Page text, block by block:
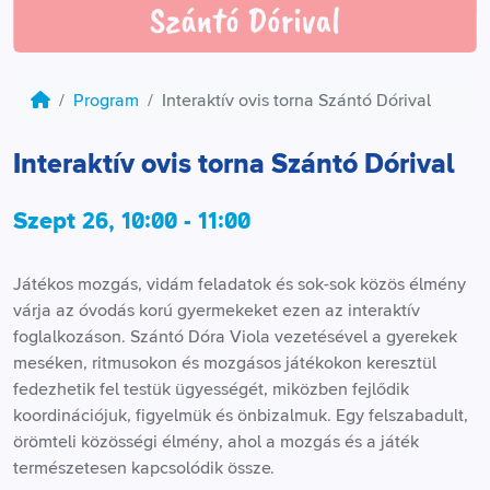
Program Interaktív ovis torna Szántó Dórival
Interaktív ovis torna Szántó Dórival
Szept 26, 10:00 - 11:00
Játékos mozgás, vidám feladatok és sok-sok közös élmény
várja az óvodás korú gyermekeket ezen az interaktív
foglalkozáson. Szántó Dóra Viola vezetésével a gyerekek
meséken, ritmusokon és mozgásos játékokon keresztül
fedezhetik fel testük ügyességét, miközben fejlődik
koordinációjuk, figyelmük és önbizalmuk. Egy felszabadult,
örömteli közösségi élmény, ahol a mozgás és a játék
természetesen kapcsolódik össze.